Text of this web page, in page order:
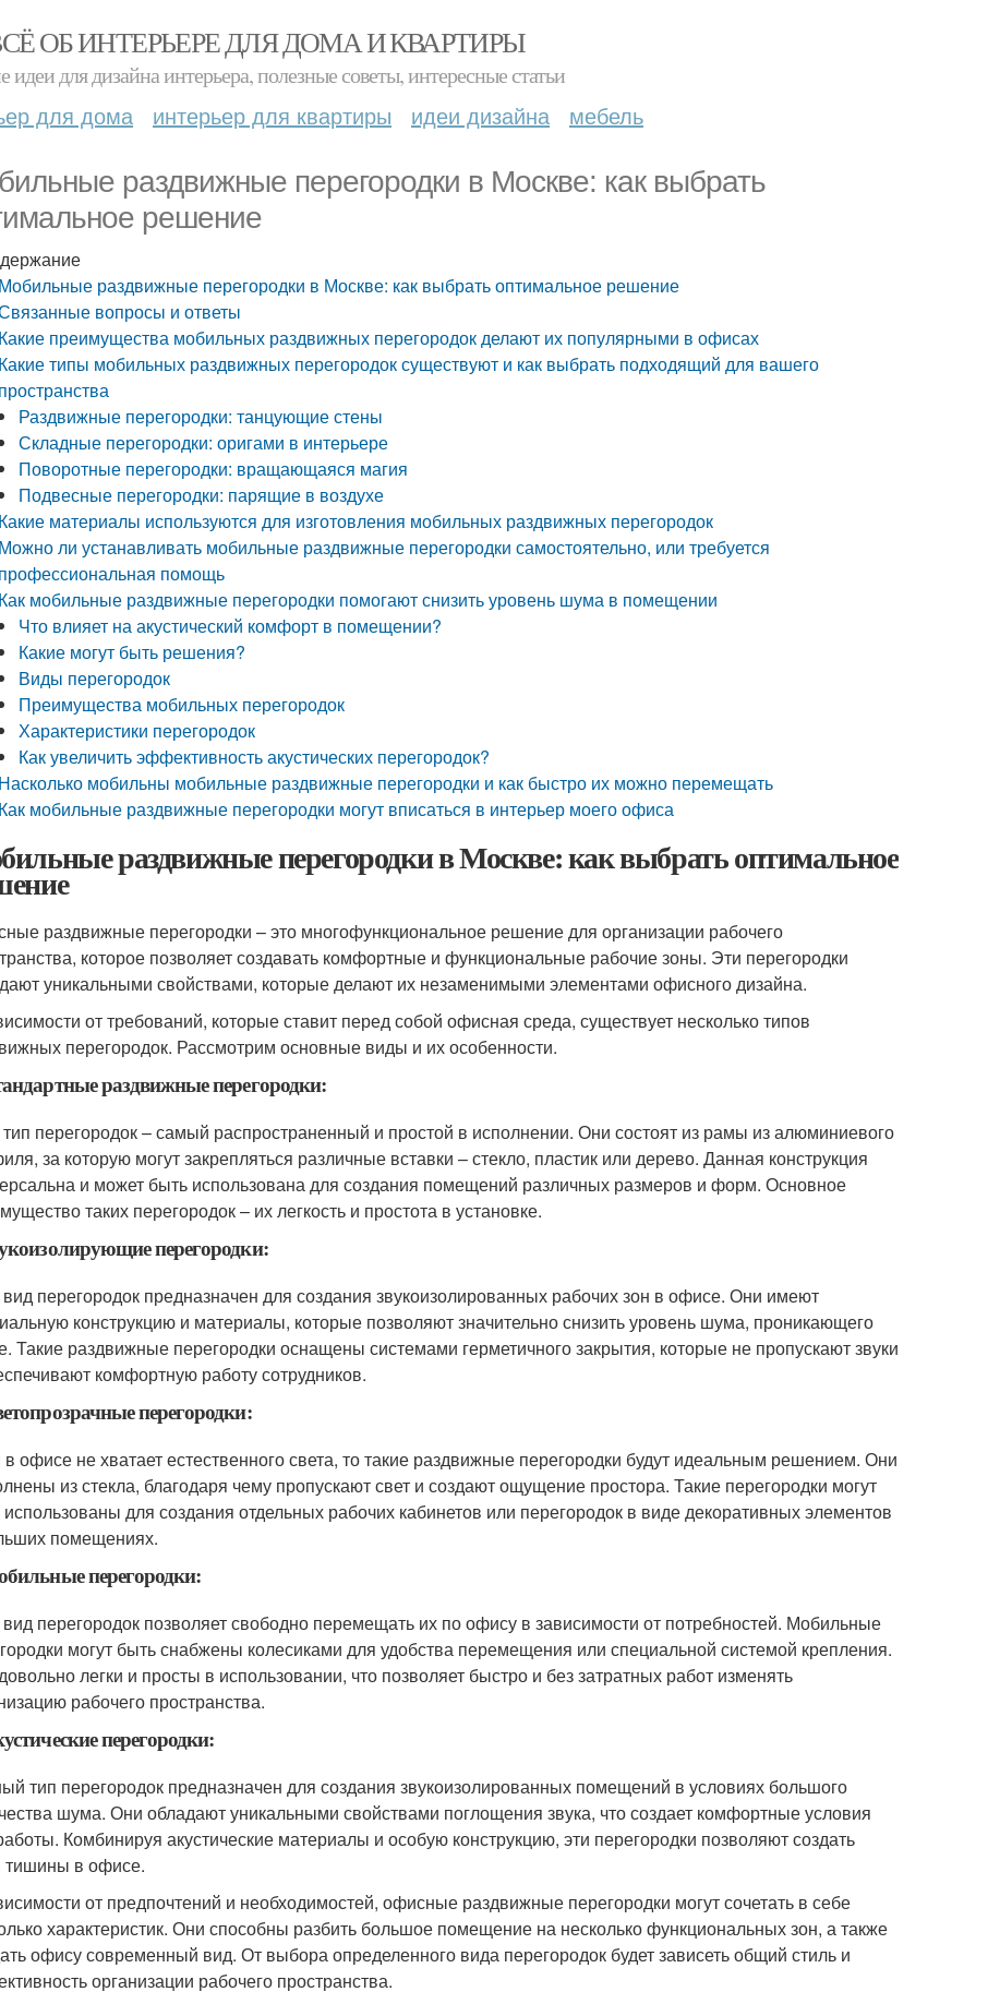
ОБ ИНТЕРЬЕРЕ ДЛЯ ДОМА И КВАРТИРЫ
идеи для дизайна интерьера, полезные советы, интересные статьи
для дома интерьер для квартиры идеи дизайна мебель
раздвижные перегородки в Москве: как выбрать
решение
Мобильные раздвижные перегородки в Москве: как выбрать оптимальное решение
вопросы и ответы
Какие преимущества мобильных раздвижных перегородок делают их популярными в офисах
Какие типы мобильных раздвижных перегородок существуют и как выбрать подходящий для вашего
пространства
Раздвижные перегородки: танцующие стены
Складные перегородки: оригами в интерьере
Поворотные перегородки: вращающаяся магия
Подвесные перегородки: парящие в воздухе
Какие материалы используются для изготовления мобильных раздвижных перегородок
Можно ли устанавливать мобильные раздвижные перегородки самостоятельно, или требуется
профессиональная помощь
Как мобильные раздвижные перегородки помогают снизить уровень шума в помещении
Что влияет на акустический комфорт в помещении?
Какие могут быть решения?
Виды перегородок
Преимущества мобильных перегородок
Характеристики перегородок
Как увеличить эффективность акустических перегородок?
Насколько мобильны мобильные раздвижные перегородки и как быстро их можно перемещать
Как мобильные раздвижные перегородки могут вписаться в интерьер моего офиса
раздвижные перегородки в Москве: как выбрать оптимальное
раздвижные перегородки – это многофункциональное решение для организации рабочего
которое позволяет создавать комфортные и функциональные рабочие зоны. Эти перегородки
уникальными свойствами, которые делают их незаменимыми элементами офисного дизайна.
от требований, которые ставит перед собой офисная среда, существует несколько типов
перегородок. Рассмотрим основные виды и их особенности.
раздвижные перегородки:
тип перегородок – самый распространенный и простой в исполнении. Они состоят из рамы из алюминиевого
за которую могут закрепляться различные вставки – стекло, пластик или дерево. Данная конструкция
и может быть использована для создания помещений различных размеров и форм. Основное
таких перегородок – их легкость и простота в установке.
перегородки:
перегородок предназначен для создания звукоизолированных рабочих зон в офисе. Они имеют
конструкцию и материалы, которые позволяют значительно снизить уровень шума, проникающего
Такие раздвижные перегородки оснащены системами герметичного закрытия, которые не пропускают звуки
комфортную работу сотрудников.
перегородки:
офисе не хватает естественного света, то такие раздвижные перегородки будут идеальным решением. Они
из стекла, благодаря чему пропускают свет и создают ощущение простора. Такие перегородки могут
для создания отдельных рабочих кабинетов или перегородок в виде декоративных элементов
помещениях.
перегородки:
перегородок позволяет свободно перемещать их по офису в зависимости от потребностей. Мобильные
могут быть снабжены колесиками для удобства перемещения или специальной системой крепления.
легки и просты в использовании, что позволяет быстро и без затратных работ изменять
рабочего пространства.
перегородки:
тип перегородок предназначен для создания звукоизолированных помещений в условиях большого
шума. Они обладают уникальными свойствами поглощения звука, что создает комфортные условия
Комбинируя акустические материалы и особую конструкцию, эти перегородки позволяют создать
тишины в офисе.
от предпочтений и необходимостей, офисные раздвижные перегородки могут сочетать в себе
характеристик. Они способны разбить большое помещение на несколько функциональных зон, а также
офису современный вид. От выбора определенного вида перегородок будет зависеть общий стиль и
организации рабочего пространства.